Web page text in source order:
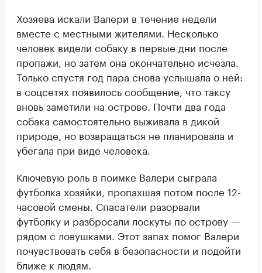
Хозяева искали Валери в течение недели
вместе с местными жителями. Несколько
человек видели собаку в первые дни после
пропажи, но затем она окончательно исчезла.
Только спустя год пара снова услышала о ней:
в соцсетях появилось сообщение, что таксу
вновь заметили на острове. Почти два года
собака самостоятельно выживала в дикой
природе, но возвращаться не планировала и
убегала при виде человека.
Ключевую роль в поимке Валери сыграла
футболка хозяйки, пропахшая потом после 12-
часовой смены. Спасатели разорвали
футболку и разбросали лоскуты по острову —
рядом с ловушками. Этот запах помог Валери
почувствовать себя в безопасности и подойти
ближе к людям.